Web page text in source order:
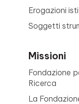
Erogazioni
Soggetti
Missioni
Fondazione
Ricerca
La